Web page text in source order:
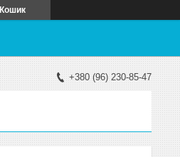
Кошик
+380 (96) 230-85-47